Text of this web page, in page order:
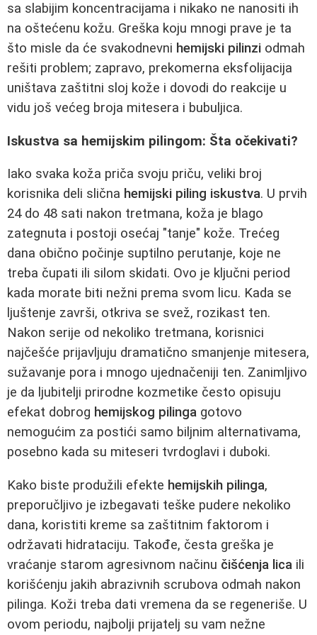
sa slabijim koncentracijama i nikako ne nanositi ih
na oštećenu kožu. Greška koju mnogi prave je ta
što misle da će svakodnevni hemijski pilinzi odmah
rešiti problem; zapravo, prekomerna eksfolijacija
uništava zaštitni sloj kože i dovodi do reakcije u
vidu još većeg broja mitesera i bubuljica.
Iskustva sa hemijskim pilingom: Šta očekivati?
Iako svaka koža priča svoju priču, veliki broj
korisnika deli slična hemijski piling iskustva. U prvih
24 do 48 sati nakon tretmana, koža je blago
zategnuta i postoji osećaj "tanje" kože. Trećeg
dana obično počinje suptilno perutanje, koje ne
treba čupati ili silom skidati. Ovo je ključni period
kada morate biti nežni prema svom licu. Kada se
ljuštenje završi, otkriva se svež, rozikast ten.
Nakon serije od nekoliko tretmana, korisnici
najčešće prijavljuju dramatično smanjenje mitesera,
sužavanje pora i mnogo ujednačeniji ten. Zanimljivo
je da ljubitelji prirodne kozmetike često opisuju
efekat dobrog hemijskog pilinga gotovo
nemogućim za postići samo biljnim alternativama,
posebno kada su miteseri tvrdoglavi i duboki.
Kako biste produžili efekte hemijskih pilinga,
preporučljivo je izbegavati teške pudere nekoliko
dana, koristiti kreme sa zaštitnim faktorom i
održavati hidrataciju. Takođe, česta greška je
vraćanje starom agresivnom načinu čišćenja lica ili
korišćenju jakih abrazivnih scrubova odmah nakon
pilinga. Koži treba dati vremena da se regeneriše. U
ovom periodu, najbolji prijatelj su vam nežne